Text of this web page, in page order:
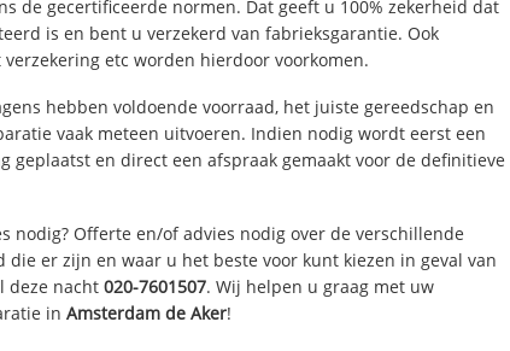
de gecertificeerde normen. Dat geeft u 100% zekerheid dat
is en bent u verzekerd van fabrieksgarantie. Ook
etc worden hierdoor voorkomen.
hebben voldoende voorraad, het juiste gereedschap en
vaak meteen uitvoeren. Indien nodig wordt eerst een
geplaatst en direct een afspraak gemaakt voor de definitieve
nodig? Offerte en/of advies nodig over de verschillende
die er zijn en waar u het beste voor kunt kiezen in geval van
deze nacht020-7601507. Wij helpen u graag met uw
inAmsterdam de Aker!